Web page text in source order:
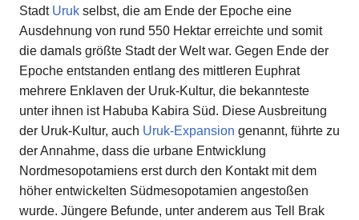
Stadt Uruk selbst, die am Ende der Epoche eine
Ausdehnung von rund 550 Hektar erreichte und somit
die damals größte Stadt der Welt war. Gegen Ende der
Epoche entstanden entlang des mittleren Euphrat
mehrere Enklaven der Uruk-Kultur, die bekannteste
unter ihnen ist Habuba Kabira Süd. Diese Ausbreitung
der Uruk-Kultur, auch Uruk-Expansion genannt, führte zu
der Annahme, dass die urbane Entwicklung
Nordmesopotamiens erst durch den Kontakt mit dem
höher entwickelten Südmesopotamien angestoßen
wurde. Jüngere Befunde, unter anderem aus Tell Brak